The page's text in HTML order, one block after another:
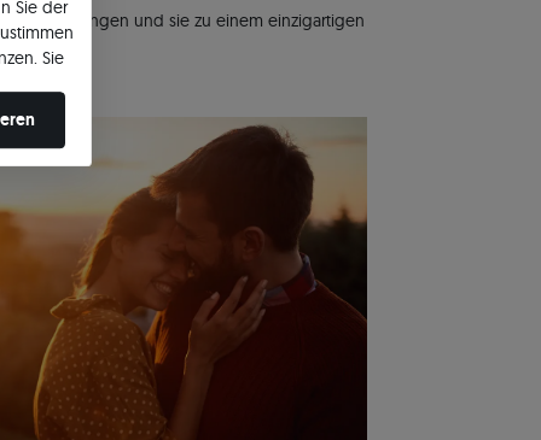
einzufangen und sie zu einem einzigartigen
Sie der
Sie